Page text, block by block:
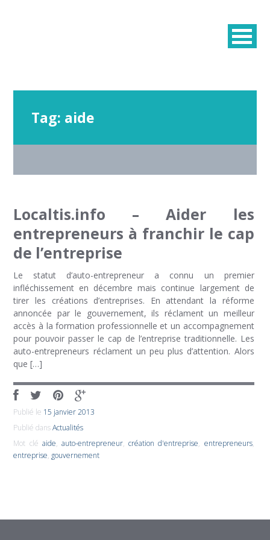
Tag: aide
Localtis.info – Aider les
entrepreneurs à franchir le cap
de l’entreprise
Le statut d’auto-entrepreneur a connu un premier
infléchissement en décembre mais continue largement de
tirer les créations d’entreprises. En attendant la réforme
annoncée par le gouvernement, ils réclament un meilleur
accès à la formation professionnelle et un accompagnement
pour pouvoir passer le cap de l’entreprise traditionnelle. Les
auto-entrepreneurs réclament un peu plus d’attention. Alors
que […]
Publié le 15 janvier 2013
Publié dansActualités
Mot clé aide, auto-entrepreneur,création d'entreprise, entrepreneurs,
entreprise, gouvernement